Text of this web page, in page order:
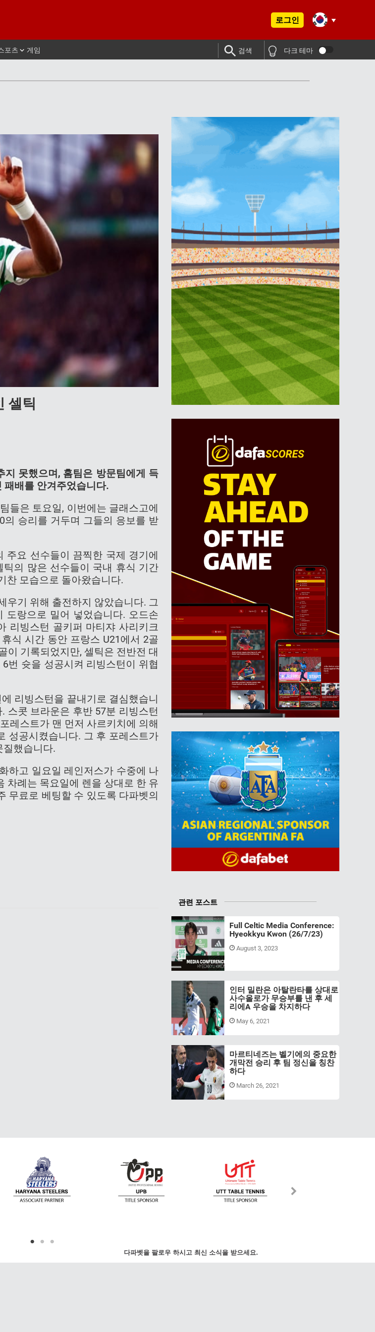
로그인
포츠 게임 검색 다크 테마
셀틱
못했으며, 홈팀은 방문팀에게 득
패배를 안겨주었습니다.
들은 토요일, 이번에는 글래스고에
의 승리를 거두며 그들의 응보를 받
주요 선수들이 끔찍한 국제 경기에
의 많은 선수들이 국내 휴식 기간
찬 모습으로 돌아왔습니다.
우기 위해 출전하지 않았습니다. 그
도랑으로 밀어 넣었습니다. 오드손
리빙스턴 골키퍼 마티쟈 사리키크
식 시간 동안 프랑스 U21에서 2골
이 기록되었지만, 셀틱은 전반전 대
번 슛을 성공시켜 리빙스턴이 위협
리빙스턴을 끝내기로 결심했습니
스콧 브라운은 후반 57분 리빙스턴
레스트가 맨 먼저 사르키치에 의해
성공시켰습니다. 그 후 포레스트가
질했습니다.
하고 일요일 레인저스가 수중에 나
차례는 목요일에 렌을 상대로 한 유
무료로 베팅할 수 있도록 다파벳의
관련 포스트
Full Celtic Media Conference:
Hyeokkyu Kwon (26/7/23)
August 3, 2023
인터 밀란은 아탈란타를 상대로
사수올로가 무승부를 낸 후 세
리에A 우승을 차지하다
May 6, 2021
마르티네즈는 벨기에의 중요한
개막전 승리 후 팀 정신을 칭찬
하다
March 26, 2021
다파벳을 팔로우 하시고 최신 소식을 받으세요.